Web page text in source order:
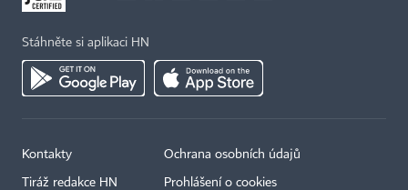
Stáhněte si aplikaci HN
Kontakty
Tiráž redakce HN
Ochrana osobních údajů
Prohlášení o cookies